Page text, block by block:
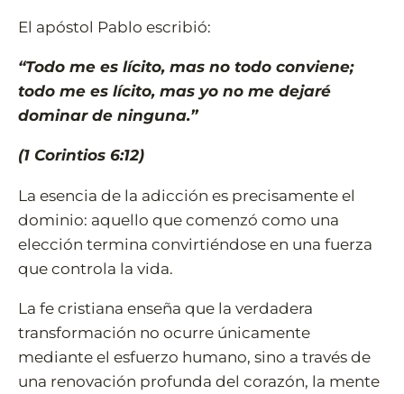
El apóstol Pablo escribió:
“Todo me es lícito, mas no todo conviene;
todo me es lícito, mas yo no me dejaré
dominar de ninguna.”
(1 Corintios 6:12)
La esencia de la adicción es precisamente el
dominio: aquello que comenzó como una
elección termina convirtiéndose en una fuerza
que controla la vida.
La fe cristiana enseña que la verdadera
transformación no ocurre únicamente
mediante el esfuerzo humano, sino a través de
una renovación profunda del corazón, la mente